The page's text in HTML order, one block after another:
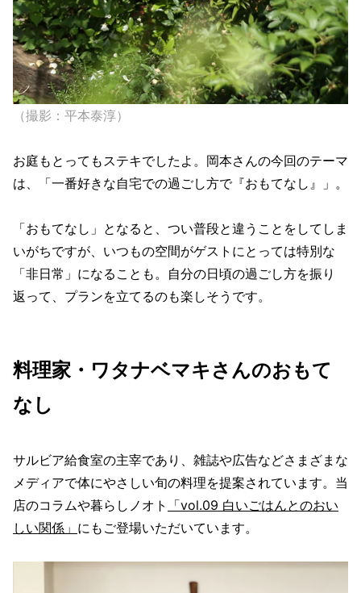
（撮影：平本泰淳）
お庭もとってもステキでしたよ。岡本さんの今回のテーマ
は、「一番好きな自宅での過ごし方で『おもてなし』」。
「おもてなし」となると、つい普段と違うことをしてしま
いがちですが、いつもの空間がゲストにとっては特別な
「非日常」になることも。自分の日頃の過ごし方を振り
返って、プランを立てるのも楽しそうです。
料理家・ワタナベマキさんのおもて
なし
サルビア給食室の主宰であり、雑誌や広告などさまざまな
メディアで体にやさしい旬の料理を提案されています。当
店のコラムや暮らしノオト
「vol.09 白いごはんとのおい
しい関係」 にもご登場いただいています。